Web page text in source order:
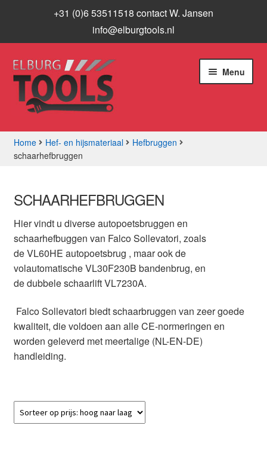
+31 (0)6 53511518 contact W. Jansen
info@elburgtools.nl
Ga
door
naar
navigatie
Ga
naar
inhoud
Menu
Assortiment
Aanbiedingen
Info
Contact
Home Hef- en hijsmateriaal
Hefbruggen
schaarhefbruggen
SCHAARHEFBRUGGEN
Hier vindt u diverse autopoetsbruggen en
schaarhefbuggen van Falco Sollevatori, zoals
de VL60HE autopoetsbrug , maar ook de
volautomatische VL30F230B bandenbrug, en
de dubbele schaarlift VL7230A.
Falco Sollevatori biedt schaarbruggen van zeer goede
kwaliteit, die voldoen aan alle CE-normeringen en
worden geleverd met meertalige (NL-EN-DE)
handleiding.